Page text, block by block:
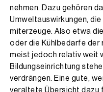
nehmen. Dazu gehören
Umweltauswirkungen,
miterzeuge. Also etwa
oder die Kühlbedarfe der
meist jedoch relativ weit
Bildungseinrichtung
verdrängen. Eine gute,
veraltete Übersicht dazu